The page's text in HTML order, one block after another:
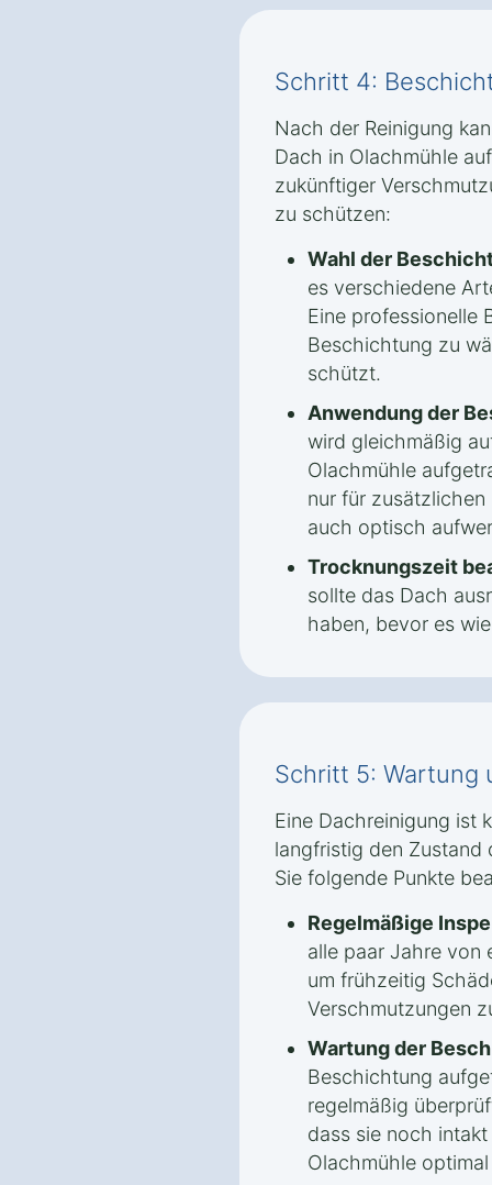
Schritt 4:
Nach der Reinigung
Dach in Olachmühle
zukünftiger
zu schützen:
Wahl der
es verschiedene
Eine professionelle
Beschichtung zu
schützt.
Anwendung der
wird gleichmäßig
Olachmühle
nur für
auch optisch
Trocknungszeit
sollte das Dach
haben, bevor es
Schritt 5: Wartung
Eine Dachreinigung ist
langfristig den Zustand
Sie folgende Punkte
Regelmäßige
alle paar Jahre von
um frühzeitig
Verschmutzungen
Wartung der
Beschichtung
regelmäßig
dass sie noch
Olachmühle